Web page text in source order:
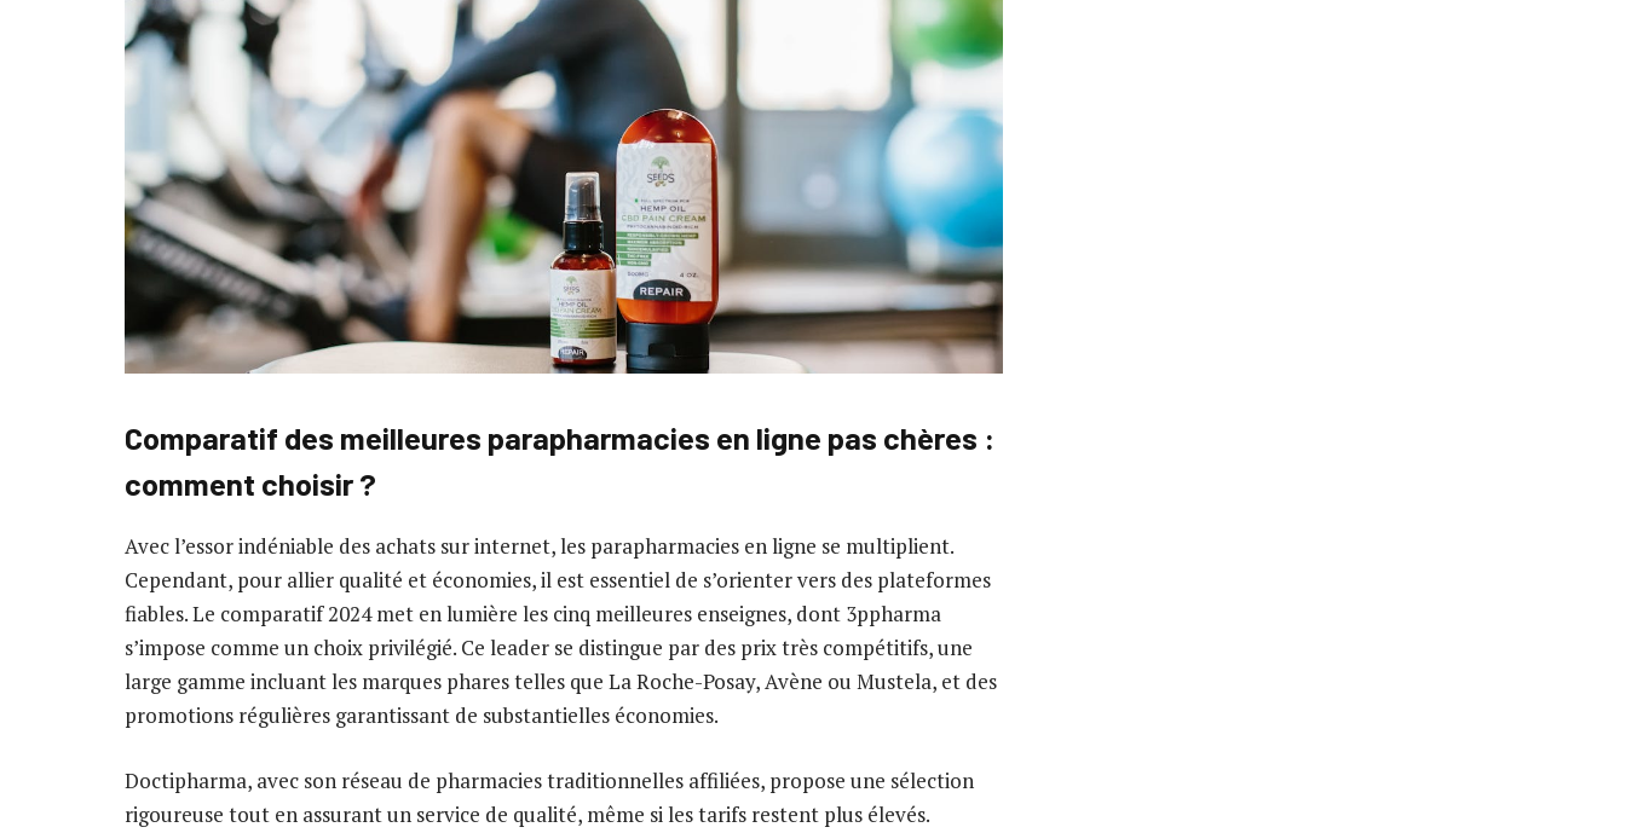
Comparatif des meilleures parapharmacies en ligne pas chères :
comment choisir ?
Avec l’essor indéniable des achats sur internet, les parapharmacies en ligne se multiplient.
Cependant, pour allier qualité et économies, il est essentiel de s’orienter vers des plateformes
fiables. Le comparatif 2024 met en lumière les cinq meilleures enseignes, dont 3ppharma
s’impose comme un choix privilégié. Ce leader se distingue par des prix très compétitifs, une
large gamme incluant les marques phares telles que La Roche-Posay, Avène ou Mustela, et des
promotions régulières garantissant de substantielles économies.
Doctipharma, avec son réseau de pharmacies traditionnelles affiliées, propose une sélection
rigoureuse tout en assurant un service de qualité, même si les tarifs restent plus élevés.